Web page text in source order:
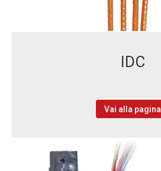
IDC
Vai alla pagina